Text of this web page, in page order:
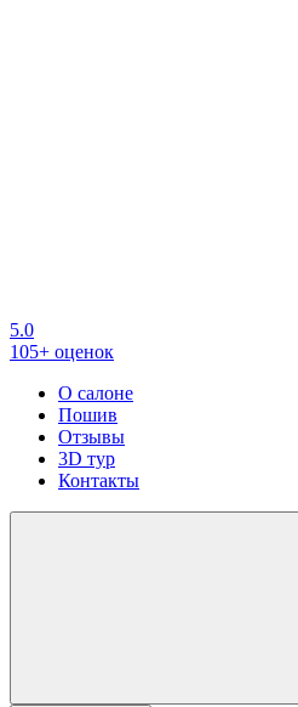
5.0
105+ оценок
О салоне
Пошив
Отзывы
3D тур
Контакты